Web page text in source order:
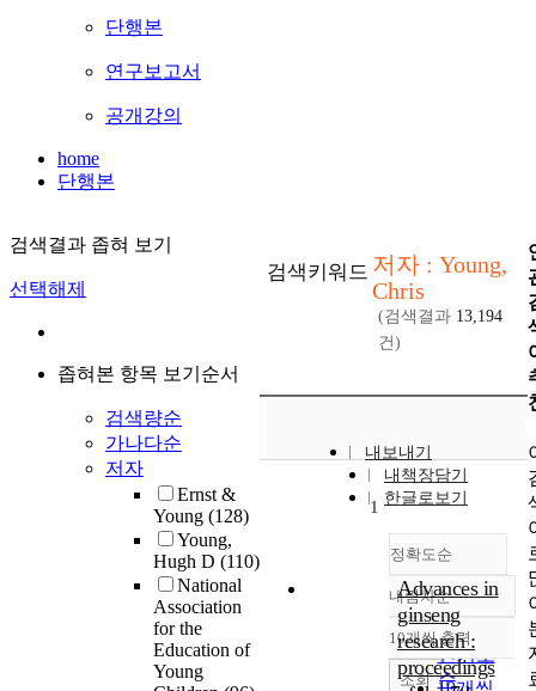
단행본
연구보고서
공개강의
home
단행본
검색결과 좁혀 보기
선택해제
좁혀본 항목 보기순서
검색량순
가나다순
저자
Ernst &
Young (128)
Young,
Hugh D (110)
National
Association
for the
Education of
Young
검색키워드 저자 : Young,
Chris
(검색결과 13,194
건)
내보내기
내책장담기
한글로보기
정확도순
정확도
순
인기도
순
내림차순
내림차순
10개씩 출력
조회
1
Advances in
ginseng
research :
proceedings